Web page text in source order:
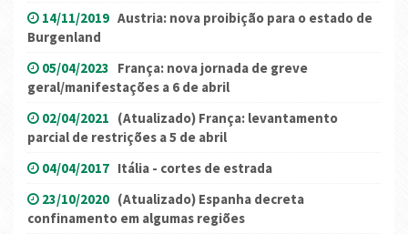
14/11/2019 Austria: nova proibição para o estado de
Burgenland
05/04/2023 França: nova jornada de greve
geral/manifestações a 6 de abril
02/04/2021 (Atualizado) França: levantamento
parcial de restrições a 5 de abril
04/04/2017 Itália - cortes de estrada
23/10/2020 (Atualizado) Espanha decreta
confinamento em algumas regiões